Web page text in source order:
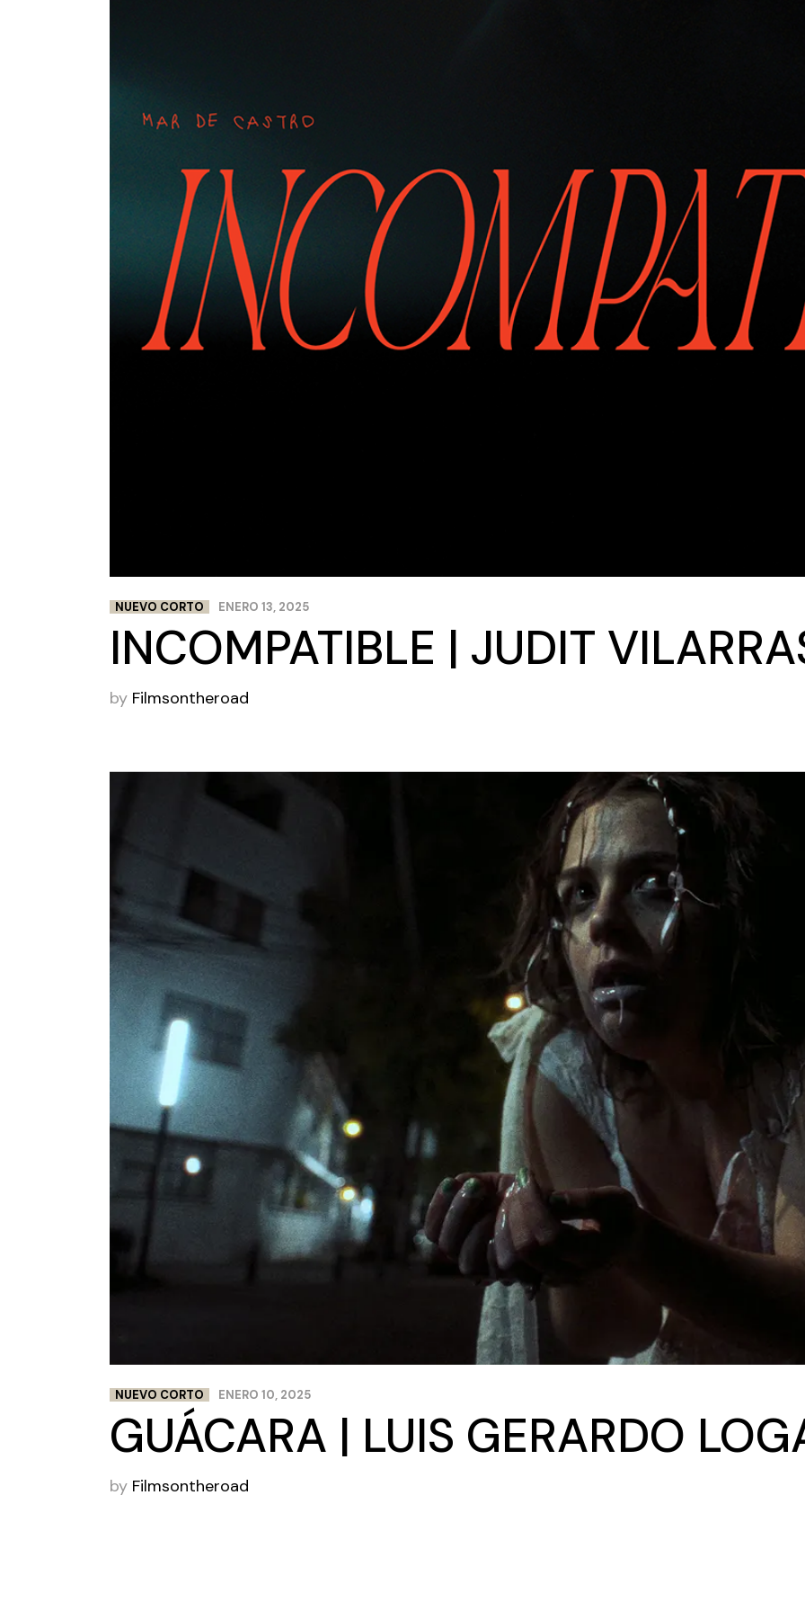
NUEVO CORTO ENERO 13, 2025
INCOMPATIBLE | JUDIT
by Filmsontheroad
NUEVO CORTO ENERO 10, 2025
GUÁCARA | LUIS GERARDO
by Filmsontheroad